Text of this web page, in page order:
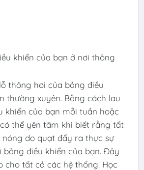
khiển của bạn ở nơi thông
thông hơi của bảng điều
thường xuyên. Bằng cách lau
khiển của bạn mỗi tuần hoặc
thể yên tâm khi biết rằng tất
do quạt đẩy ra thực sự
bảng điều khiển của bạn. Đây
cho tất cả các hệ thống. Học